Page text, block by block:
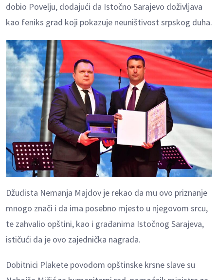
dobio Povelju, dodajući da Istočno Sarajevo doživljava
kao feniks grad koji pokazuje neuništivost srpskog duha.
Džudista Nemanja Majdov je rekao da mu ovo priznanje
mnogo znači i da ima posebno mjesto u njegovom srcu,
te zahvalio opštini, kao i građanima Istočnog Sarajeva,
ističući da je ovo zajednička nagrada.
Dobitnici Plakete povodom opštinske krsne slave su